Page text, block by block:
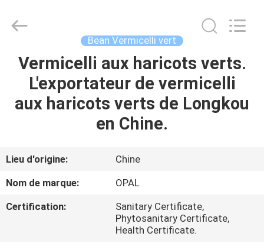
MAISON
DES
AU
SUJET
DE
Rights
Reserved.
Bean Vermicelli vert
Vermicelli aux haricots verts.
L'exportateur de vermicelli
aux haricots verts de Longkou
en Chine.
Lieu d'origine:
Chine
Nom de marque:
OPAL
Certification:
Sanitary Certificate,
Phytosanitary Certificate,
Health Certificate.